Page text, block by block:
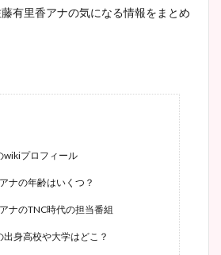
有里香アナの気になる情報をまとめ
wikiプロフィール
ナの年齢はいくつ？
ナのTNC時代の担当番組
身高校や大学はどこ？